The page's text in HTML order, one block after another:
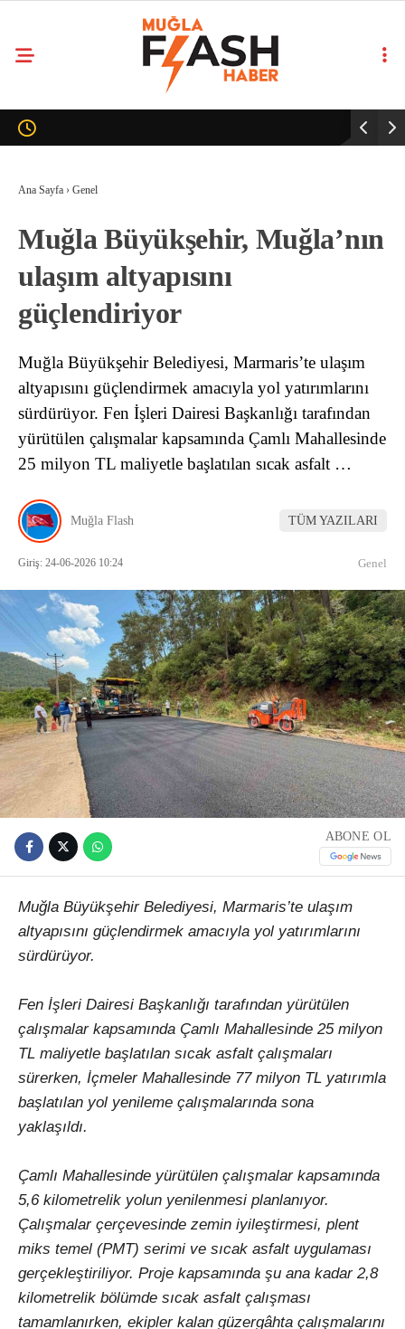
Ana Sayfa › Genel
Muğla Büyükşehir, Muğla’nın
ulaşım altyapısını
güçlendiriyor
Muğla Büyükşehir Belediyesi, Marmaris’te ulaşım
altyapısını güçlendirmek amacıyla yol yatırımlarını
sürdürüyor. Fen İşleri Dairesi Başkanlığı tarafından
yürütülen çalışmalar kapsamında Çamlı Mahallesinde
25 milyon TL maliyetle başlatılan sıcak asfalt …
Muğla Flash TÜM YAZILARI
Giriş: 24-06-2026 10:24 Genel
ABONE OL
Muğla Büyükşehir Belediyesi, Marmaris’te ulaşım
altyapısını güçlendirmek amacıyla yol yatırımlarını
sürdürüyor.
Fen İşleri Dairesi Başkanlığı tarafından yürütülen
çalışmalar kapsamında Çamlı Mahallesinde 25 milyon
TL maliyetle başlatılan sıcak asfalt çalışmaları
sürerken, İçmeler Mahallesinde 77 milyon TL yatırımla
başlatılan yol yenileme çalışmalarında sona
yaklaşıldı.
Çamlı Mahallesinde yürütülen çalışmalar kapsamında
5,6 kilometrelik yolun yenilenmesi planlanıyor.
Çalışmalar çerçevesinde zemin iyileştirmesi, plent
miks temel (PMT) serimi ve sıcak asfalt uygulaması
gerçekleştiriliyor. Proje kapsamında şu ana kadar 2,8
kilometrelik bölümde sıcak asfalt çalışması
tamamlanırken, ekipler kalan güzergâhta çalışmalarını